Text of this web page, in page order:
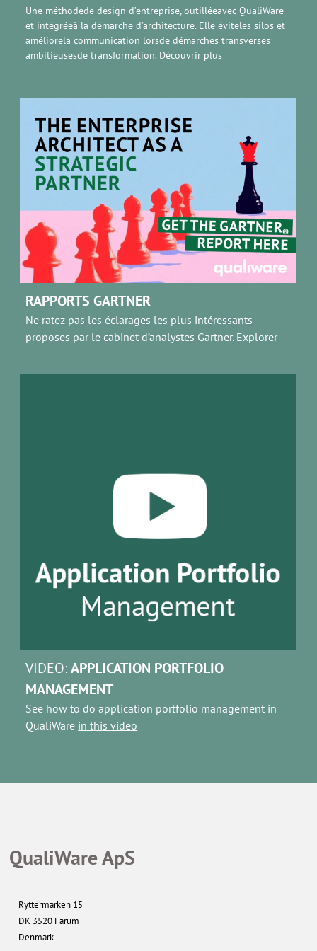
Une méthodede design d’entreprise, outilléeavec QualiWare
et intégréeà la démarche d’architecture. Elle éviteles silos et
améliorela communication lorsde démarches transverses
ambitieusesde transformation. Découvrir plus
RAPPORTS GARTNER
Ne ratez pas les éclarages les plus intéressants
proposes par le cabinet d’analystes Gartner. Explorer
VIDEO:APPLICATION PORTFOLIO
MANAGEMENT
See how to do application portfolio management in
QualiWare in this video
QualiWare ApS
Ryttermarken 15
DK 3520 Farum
Denmark